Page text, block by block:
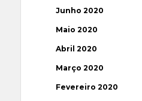
Junho 2020
Maio 2020
Abril 2020
Março 2020
Fevereiro 2020